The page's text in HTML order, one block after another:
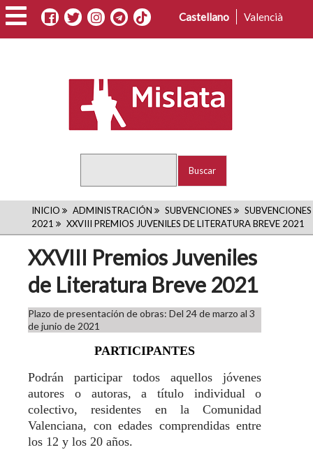
Pasar
al
contenido
Castellano Valencià
RUTA
DE
NAVEGACIÓN
INICIO ADMINISTRACIÓN SUBVENCIONES
SUBVENCIONES
2021
XXVIII PREMIOS JUVENILES DE LITERATURA BREVE 2021
XXVIII Premios Juveniles
de Literatura Breve 2021
Plazo de presentación de obras: Del 24 de marzo al 3
de junio de 2021
PARTICIPANTES
Podrán participar todos aquellos jóvenes
autores o autoras, a título individual o
colectivo, residentes en la Comunidad
Valenciana, con edades comprendidas entre
los 12 y los 20 años.